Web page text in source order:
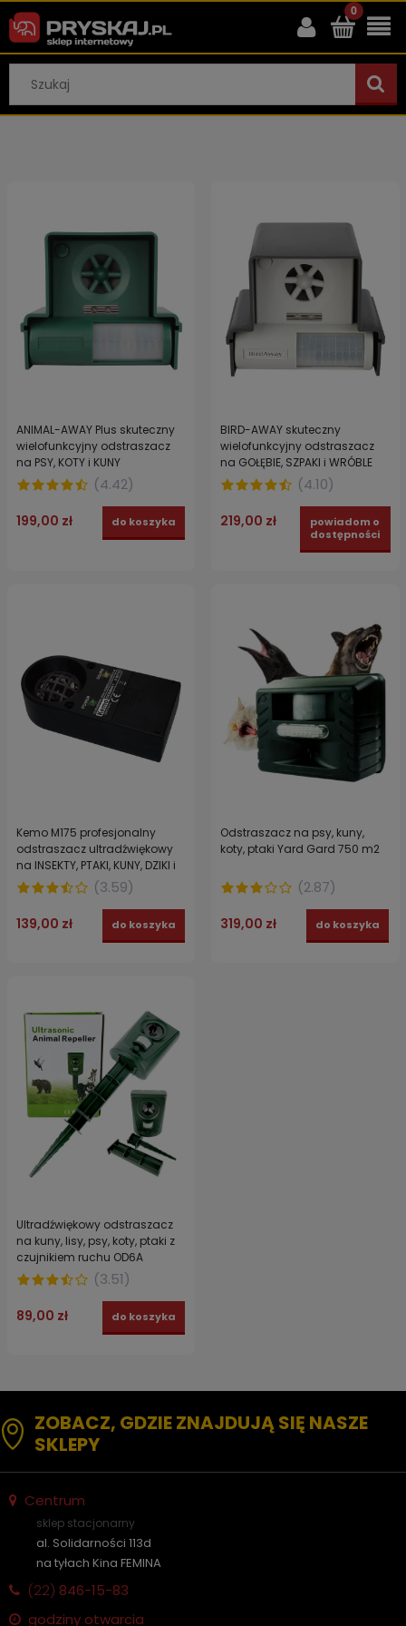
ANIMAL-AWAY Plus skuteczny
wielofunkcyjny odstraszacz
na PSY, KOTY i KUNY
zabezpiecza do 85 m2
(4.42)
199,00 zł do koszyka
BIRD-AWAY skuteczny
wielofunkcyjny odstraszacz
na GOŁĘBIE, SZPAKI i WRÓBLE
zabezpiecza do 85 m2
(4.10)
219,00 zł
powiadom o
dostępności
Kemo M175 profesjonalny
odstraszacz ultradźwiękowy
na INSEKTY, PTAKI, KUNY, DZIKI i
GRYZONIE
(3.59)
139,00 zł do koszyka
Odstraszacz na psy, kuny,
koty, ptaki Yard Gard 750 m2
(2.87)
319,00 zł do koszyka
Ultradźwiękowy odstraszacz
na kuny, lisy, psy, koty, ptaki z
czujnikiem ruchu OD6A
(3.51)
89,00 zł do koszyka
ZOBACZ, GDZIE ZNAJDUJĄ SIĘ NASZE
SKLEPY
Centrum
sklep stacjonarny
al. Solidarności 113d
na tyłach Kina FEMINA
(22) 846-15-83
godziny otwarcia